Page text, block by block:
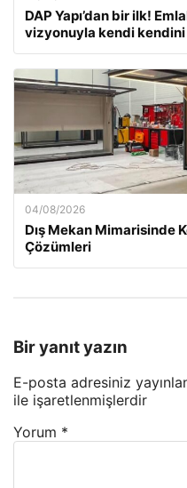
DAP Yapı’dan bir ilk!
vizyonuyla kendi
04/08/2026
Dış Mekan Mimarisinde
Çözümleri
Bir yanıt yazın
E-posta adresiniz
ile işaretlenmişlerdir
Yorum *